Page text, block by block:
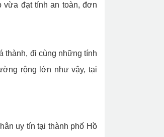
vừa đạt tính an toàn, đơn
thành, đi cùng những tính
rộng lớn như vậy, tại
uy tín tại thành phố Hồ